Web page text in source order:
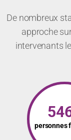
De nombreux
approche
intervenants
personnes